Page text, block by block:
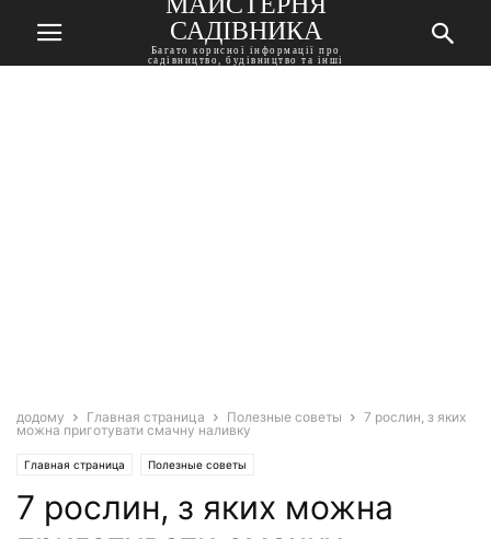
САДІВНИКА
Багато корисної інформації про
садівництво, будівництво та інші
додому Главная страница Полезные советы
7 рослин, з яких
можна приготувати смачну наливку
Главная страница Полезные советы
7 рослин, з яких можна